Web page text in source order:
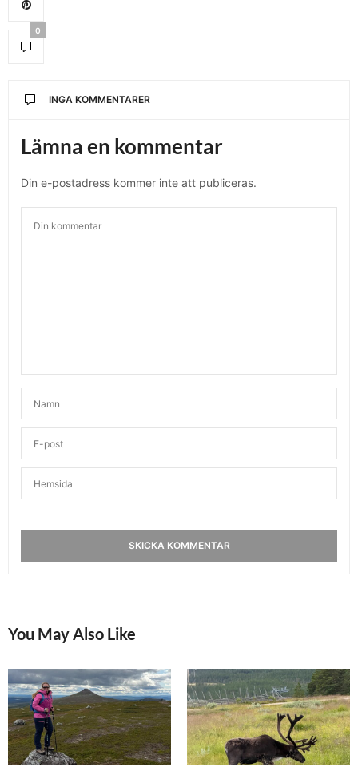
0
INGA KOMMENTARER
Lämna en kommentar
Din e-postadress kommer inte att publiceras.
You May Also Like